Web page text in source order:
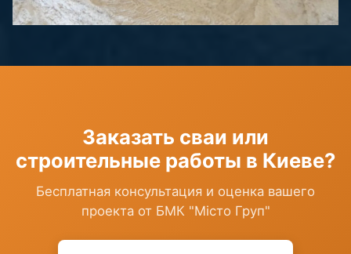
Заказать сваи или
строительные работы в Киеве?
Бесплатная консультация и оценка вашего
проекта от БМК "Місто Груп"